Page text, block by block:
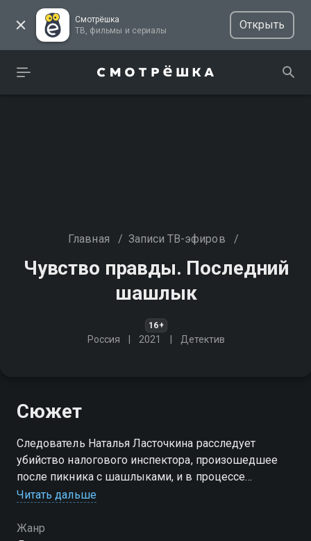
Смотрёшка
ТВ, фильмы и сериалы
Открыть
Главная / Записи ТВ-эфиров /
Чувство правды. Последний
шашлык
16+
Россия 2021 Детектив
Сюжет
Следователь Наталья Ласточкина расследует
убийство налогового инспектора, произошедшее
после пикника с шашлыками, и в процессе
раскрывает семейные и профессиональные тайны,
героини
Читать дальше
Жанр